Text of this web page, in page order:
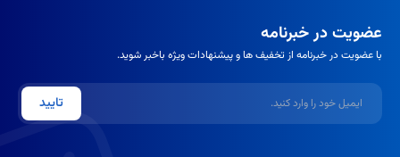
عضویت در خبرنامه
با عضویت در خبرنامه از تخفیف ها و پیشنهادات ویژه باخبر شوید.
ایمیل
تایید